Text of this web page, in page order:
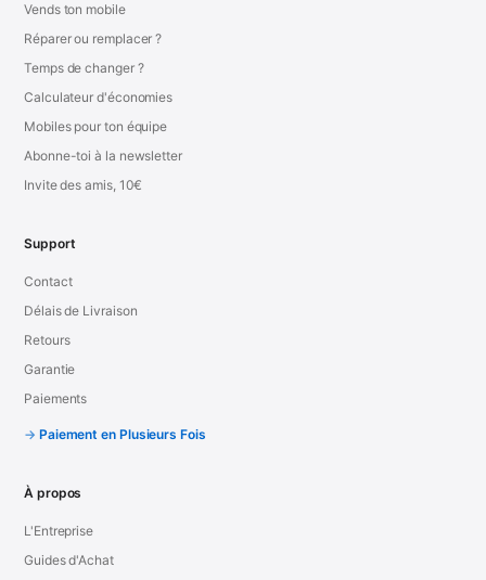
Vends ton mobile
Réparer ou remplacer ?
Temps de changer ?
Calculateur d'économies
Mobiles pour ton équipe
Abonne-toi à la newsletter
Invite des amis, 10€
Support
Contact
Délais de Livraison
Retours
Garantie
Paiements
Paiement en Plusieurs Fois
À propos
L'Entreprise
Guides d'Achat